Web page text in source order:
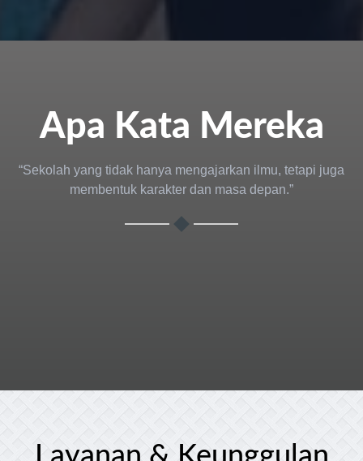
Apa Kata Mereka
“Sekolah yang tidak hanya mengajarkan ilmu, tetapi juga
membentuk karakter dan masa depan.”